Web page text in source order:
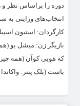
دوره را براساس نظر و
انتخاب‌های ورایتی به
کارگردان: استیون
بازیگر زن: میشل یو
که هویی کوآن (همه
باست (بلک پنتر: